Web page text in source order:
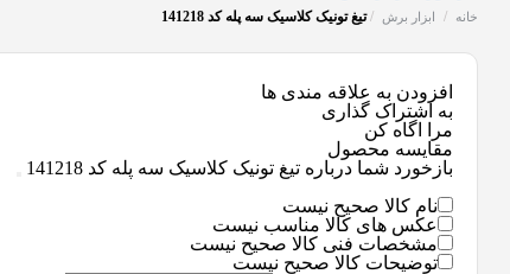
خانه / ابزار برش /تیغ تونیک کلاسیک سه پله کد 141218
افزودن به علاقه مندی ها
به اشتراک گذاری
مرا اگاه کن
مقایسه محصول
بازخورد شما درباره تیغ تونیک کلاسیک سه پله کد 141218
نام کالا صحیح نیست
عکس های کالا مناسب نیست
مشخصات فنی کالا صحیح نیست
توضیحات کالا صحیح نیست